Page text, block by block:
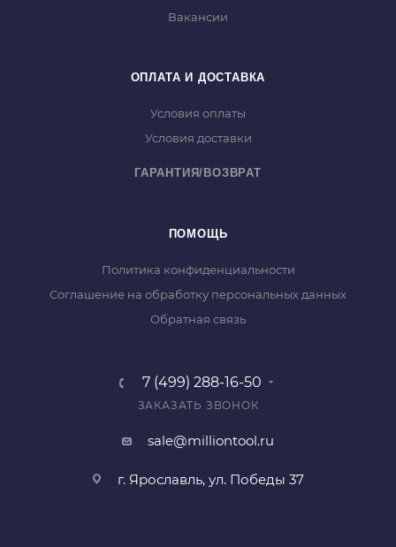
Вакансии
ОПЛАТА И ДОСТАВКА
Условия оплаты
Условия доставки
ГАРАНТИЯ/ВОЗВРАТ
ПОМОЩЬ
Политика конфиденциальности
Соглашение на обработку персональных данных
Обратная связь
7 (499) 288-16-50
ЗАКАЗАТЬ ЗВОНОК
sale@milliontool.ru
г. Ярославль, ул. Победы 37